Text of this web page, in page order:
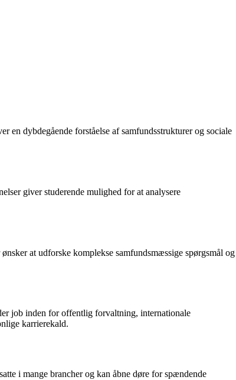
en dybdegående forståelse af samfundsstrukturer og sociale
giver studerende mulighed for at analysere
at udforske komplekse samfundsmæssige spørgsmål og
job inden for offentlig forvaltning, internationale
karrierekald.
i mange brancher og kan åbne døre for spændende